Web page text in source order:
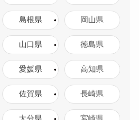
島根県 岡山県
山口県 徳島県
愛媛県 高知県
佐賀県 長崎県